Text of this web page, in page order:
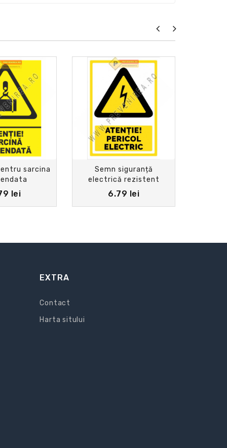
sarcina
lei
Semn siguranță
electrică rezistent
pentru interior și
6.79 lei
EXTRA
Contact
Harta sitului